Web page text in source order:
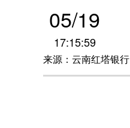
05/19
17:15:59
来源：云南红塔银行